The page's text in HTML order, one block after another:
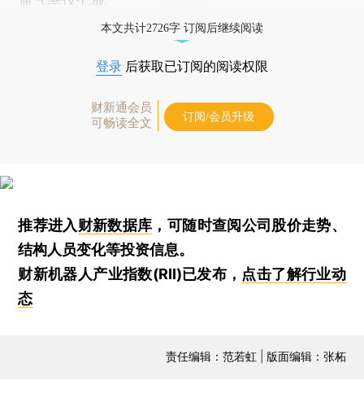
本文共计2726字 订阅后继续阅读
登录 后获取已订阅的阅读权限
财新通会员
可畅读全文
订阅/会员升级
推荐进入财新数据库 ，可随时查阅公司股价走势、
结构人员变化等投资信息。
财新机器人产业指数(RII)已发布， 点击了解行业动
态
责任编辑：范若虹 | 版面编辑：张柘